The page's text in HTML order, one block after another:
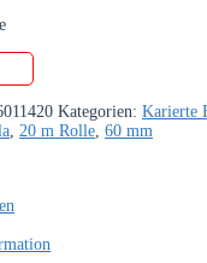
Kategorien: Karierte
, 20 m Rolle, 60 mm